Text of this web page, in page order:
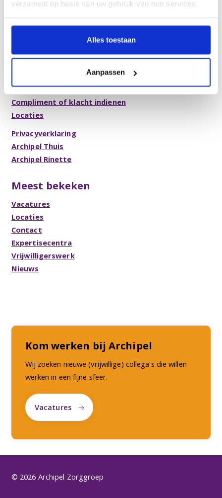
verzameld op basis van uw gebruik van hun services.
Alles toestaan
Aanpassen
Inloggen voor collega's
Meer informatie
Brochures en folders
Compliment of klacht indienen
Locaties
Privacyverklaring
Archipel Thuis
Archipel Rinette
Meest bekeken
Vacatures
Locaties
Contact
Expertisecentra
Vrijwilligerswerk
Nieuws
Kom werken bij Archipel
Wij zoeken nieuwe (vrijwillige) collega's die willen
werken in een fijne sfeer.
Vacatures
© 2026 Archipel Zorggroep